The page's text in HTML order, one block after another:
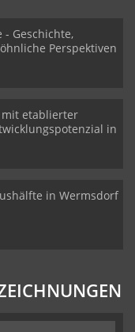
- Geschichte,
Perspektiven
mit etablierter
in
in Wermsdorf